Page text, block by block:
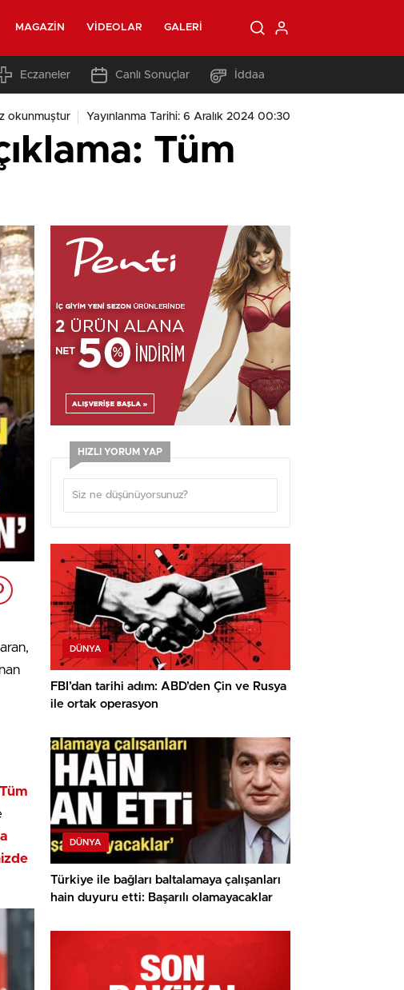
MAGAZIN VIDEOLAR GALERI
Eczaneler Canlı Sonuçlar İddaa
okunmuştur Yayınlanma Tarihi: 6 Aralık 2024 00:30
Tüm
HIZLI YORUM YAP
DÜNYA
FBI’dan tarihi adım: ABD’den Çin ve Rusya
ile ortak operasyon
DÜNYA
Türkiye ile bağları baltalamaya çalışanları
hain duyuru etti: Başarılı olamayacaklar